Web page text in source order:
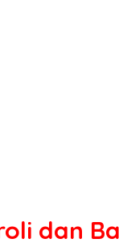
dan